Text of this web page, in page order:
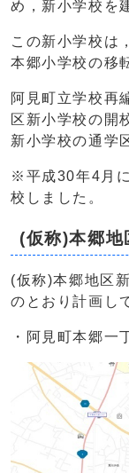
め，新小学校を
この新小学校は
本郷小学校の移
阿見町立学校再
区新小学校の開
新小学校の通学
※平成30年4月
校しました。
(仮称)本郷地
(仮称)本郷地区
のとおり計画し
・阿見町本郷一